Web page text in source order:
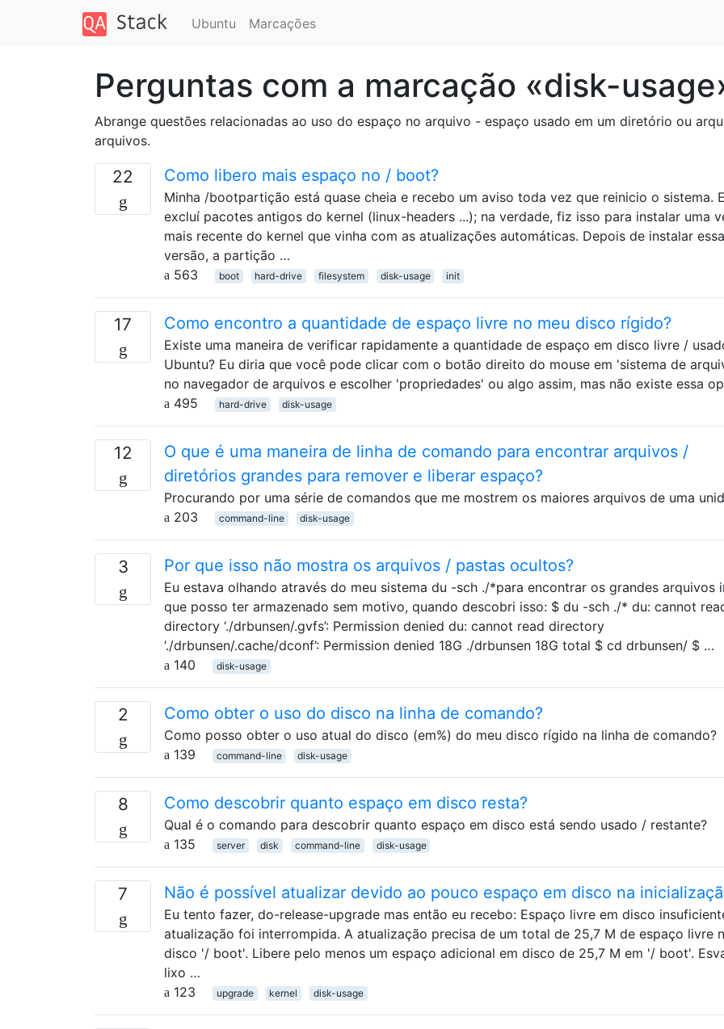
Ubuntu Marcações
Perguntas com a marcação «disk-
Abrange questões relacionadas ao uso do espaço no arquivo - espaço usado em um diretório ou
arquivos.
22 Como libero mais espaço no / boot?
Minha /bootpartição está quase cheia e recebo um aviso toda vez que reinicio o sistema.
excluí pacotes antigos do kernel (linux-headers ...); na verdade, fiz isso para instalar uma
mais recente do kernel que vinha com as atualizações automáticas. Depois de instalar
versão, a partição …
563
boot hard-drive filesystem disk-usage init
17 Como encontro a quantidade de espaço livre no meu disco rígido?
Existe uma maneira de verificar rapidamente a quantidade de espaço em disco livre /
Ubuntu? Eu diria que você pode clicar com o botão direito do mouse em 'sistema de
no navegador de arquivos e escolher 'propriedades' ou algo assim, mas não existe essa
495
hard-drive disk-usage
12
O que é uma maneira de linha de comando para encontrar arquivos /
diretórios grandes para remover e liberar espaço?
Procurando por uma série de comandos que me mostrem os maiores arquivos de uma
203
command-line disk-usage
3 Por que isso não mostra os arquivos / pastas ocultos?
Eu estava olhando através do meu sistema du -sch ./*para encontrar os grandes arquivos
que posso ter armazenado sem motivo, quando descobri isso: $ du -sch ./* du: cannot
directory ‘./drbunsen/.gvfs’: Permission denied du: cannot read directory
‘./drbunsen/.cache/dconf’: Permission denied 18G ./drbunsen 18G total $ cd drbunsen/ $ …
140
disk-usage
2 Como obter o uso do disco na linha de comando?
Como posso obter o uso atual do disco (em%) do meu disco rígido na linha de comando?
139
command-line disk-usage
8 Como descobrir quanto espaço em disco resta?
Qual é o comando para descobrir quanto espaço em disco está sendo usado / restante?
135
server disk command-line disk-usage
7 Não é possível atualizar devido ao pouco espaço em disco na
Eu tento fazer, do-release-upgrade mas então eu recebo: Espaço livre em disco
atualização foi interrompida. A atualização precisa de um total de 25,7 M de espaço livre
disco '/ boot'. Libere pelo menos um espaço adicional em disco de 25,7 M em '/ boot'.
lixo …
123
upgrade kernel disk-usage